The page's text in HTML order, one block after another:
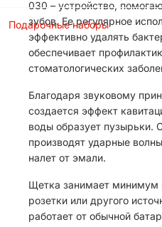
Подарочные наборы
030 – устройство,
зубов. Ее регулярное
эффективно удалять
обеспечивает
стоматологических
Благодаря звуковому
создается эффект
воды образует пузырьки.
производят ударные
налет от эмали.
Щетка занимает минимум
розетки или другого
работает от обычной